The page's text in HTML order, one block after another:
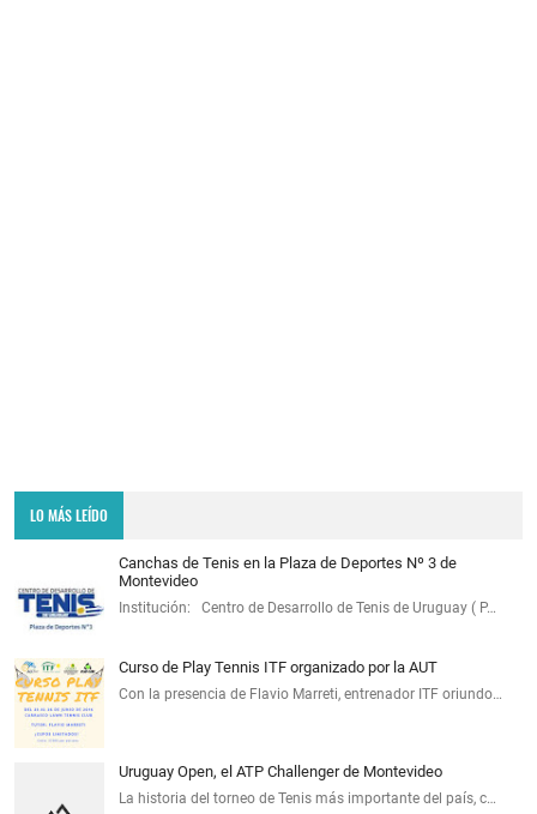
LO MÁS LEÍDO
Canchas de Tenis en la Plaza de Deportes Nº 3 de
Montevideo
Institución: Centro de Desarrollo de Tenis de Uruguay ( P…
Curso de Play Tennis ITF organizado por la AUT
Con la presencia de Flavio Marreti, entrenador ITF oriundo…
Uruguay Open, el ATP Challenger de Montevideo
La historia del torneo de Tenis más importante del país, c…